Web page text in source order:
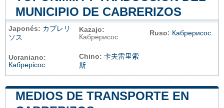
MUNICIPIO DE CABRERIZOS
Japonés: カブレリ
ソス
Kazajo:
Кабрерисос
Ruso: Кабрерисос
Ucraniano:
Кабрерісос
Chino: 卡夫雷里索
斯
MEDIOS DE TRANSPORTE EN